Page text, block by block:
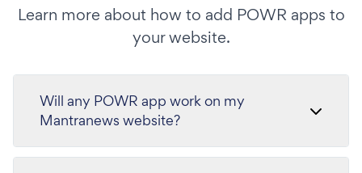
Learn more about how to add POWR apps to
your website.
Will any POWR app work on my
Mantranews website?